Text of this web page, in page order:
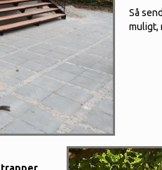
Så
muligt,